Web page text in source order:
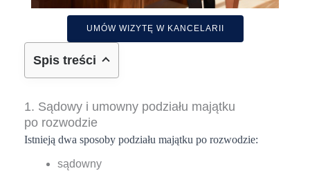
UMÓW WIZYTĘ W KANCELARII
Spis treści
1. Sądowy i umowny podziału majątku
po rozwodzie
Istnieją dwa sposoby podziału majątku po rozwodzie:
sądowny